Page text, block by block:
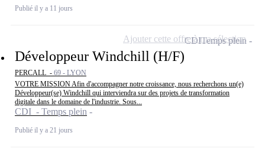
Publié il y a 11 jours
Développeur Windchill (H/F)
PERCALL - 69 - LYON
VOTRE MISSION Afin d'accompagner notre croissance, nous recherchons un(e)
Développeur(se) Windchill qui interviendra sur des projets de transformation
digitale dans le domaine de l'industrie. Sous...
CDI - Temps plein
Publié il y a 21 jours
CDITemps plein
Ajouter cette offre à ma sélection